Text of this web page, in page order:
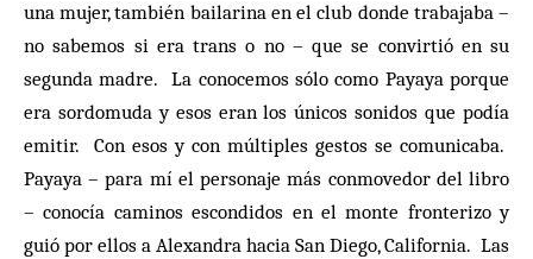
una mujer, también bailarina en el club donde trabajaba –
no sabemos si era trans o no – que se convirtió en su
segunda madre. La conocemos sólo como Payaya porque
era sordomuda y esos eran los únicos sonidos que podía
emitir. Con esos y con múltiples gestos se comunicaba.
Payaya – para mí el personaje más conmovedor del libro
– conocía caminos escondidos en el monte fronterizo y
guió por ellos a Alexandra hacia San Diego, California. Las